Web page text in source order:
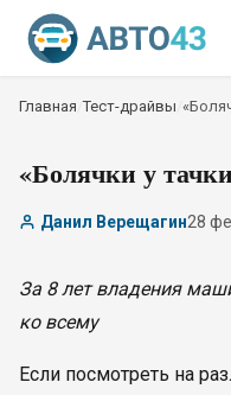
Главная /Тест-драйвы
«Болячки у
Данил Верещагин28
За 8 лет владения
ко всему
Если посмотреть на